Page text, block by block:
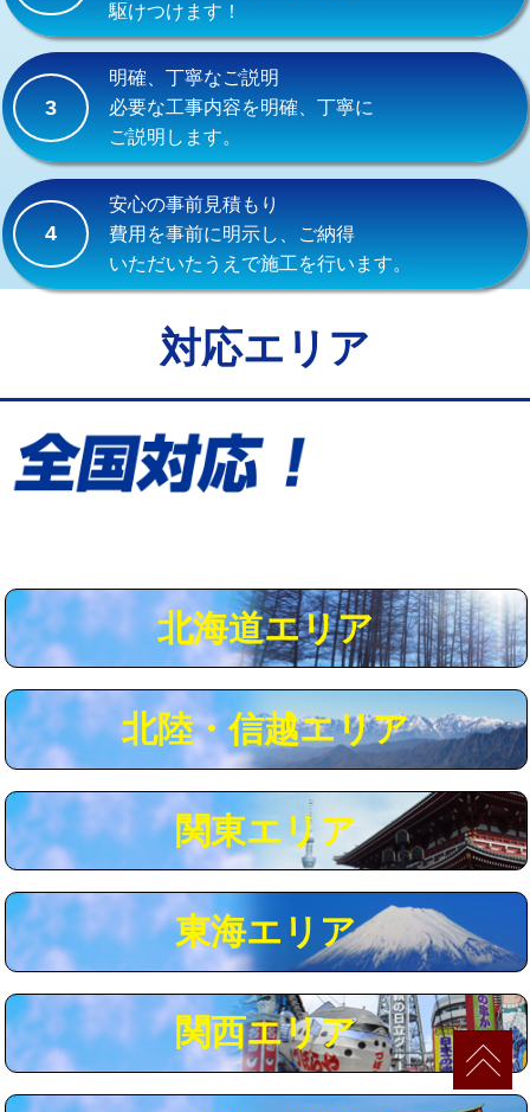
交換・取付（その他部品）
持込商品取付（単水栓）
持込商品取付（混合水栓） 16,500円
持込商品取付（浄水器・分岐水栓） 16,500円
給水管工事※（ホール加工)
給水管工事※（バンド止め) 3,300円
給水管工事※（保温材使用（バンド止
5,500円
給水管工事※（土の掘削・埋め戻し作
業)
用（追加）/3ｍ超え)
給水管工事※（ライニング鋼管・銅
44,000円
給水管工事※（ライニング鋼管・銅
管・ポリ管・HT管使用/3ｍ超え)
+8,800円
マス交換（土の掘削・埋め戻し作業） 11,000円~
マス交換（深さ50㎝未満） 55,000円
マス交換（深さ50㎝以上） 66,000円
コンクリート斫り（厚さ10㎝まで） 27,500円
コンクリート斫り（厚さ10㎝超え） 38,500円
モルタル補修（厚さ10㎝まで） 27,500円
駆けつけます！
3
明確、丁寧なご説明
必要な工事内容を明確、丁寧に
ご説明します。
4
安心の事前見積もり
費用を事前に明示し、ご納得
いただいたうえで施工を行います。
対応エリア
北海道エリア
北陸・信越エリア
関東エリア
東海エリア
関西エリア